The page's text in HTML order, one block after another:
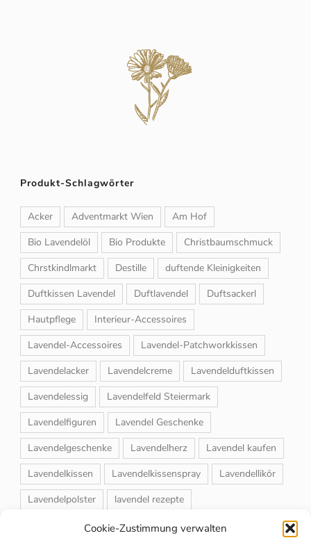
Cookie-Zustimmung verwalten
Produkt-Schlagwörter
Acker Adventmarkt Wien
Am Hof
Bio Lavendelöl
Bio Produkte
Christbaumschmuck
Chrstkindlmarkt
Destille
duftende Kleinigkeiten
Duftkissen Lavendel
Duftlavendel
Duftsackerl
Hautpflege
Interieur-Accessoires
Lavendel-Accessoires
Lavendel-Patchworkkissen
Lavendelacker
Lavendelcreme
Lavendelduftkissen
Lavendelessig
Lavendelfeld Steiermark
Lavendelfiguren
Lavendel Geschenke
Lavendelgeschenke
Lavendelherz
Lavendel kaufen
Lavendelkissen
Lavendelkissenspray
Lavendellikör
Lavendelpolster
lavendel rezepte
Lavendelrosmarin Creme
Lavendelsackerl